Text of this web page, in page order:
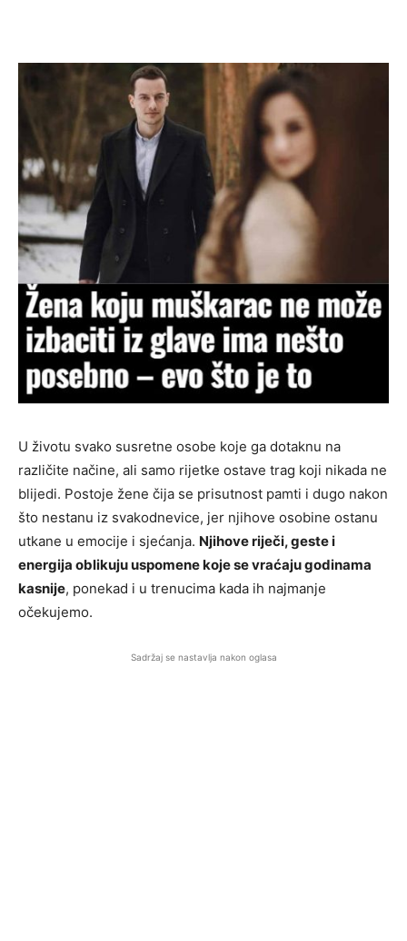
U životu svako susretne osobe koje ga dotaknu na
različite načine, ali samo rijetke ostave trag koji nikada ne
blijedi. Postoje žene čija se prisutnost pamti i dugo nakon
što nestanu iz svakodnevice, jer njihove osobine ostanu
utkane u emocije i sjećanja. Njihove riječi, geste i
energija oblikuju uspomene koje se vraćaju godinama
kasnije, ponekad i u trenucima kada ih najmanje
očekujemo.
Sadržaj se nastavlja nakon oglasa